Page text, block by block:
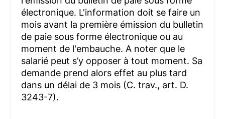
électronique. L'information doit se faire un
mois avant la première émission du bulletin
de paie sous forme électronique ou au
moment de l'embauche. A noter que le
salarié peut s’y opposer à tout moment. Sa
demande prend alors effet au plus tard
dans un délai de 3 mois (C. trav., art. D.
3243-7).